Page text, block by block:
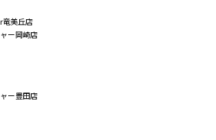
美丘店
ー岡崎店
ー豊田店